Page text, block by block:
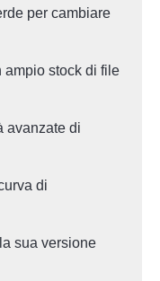
per cambiare
ampio stock di file
avanzate di
di
sua versione